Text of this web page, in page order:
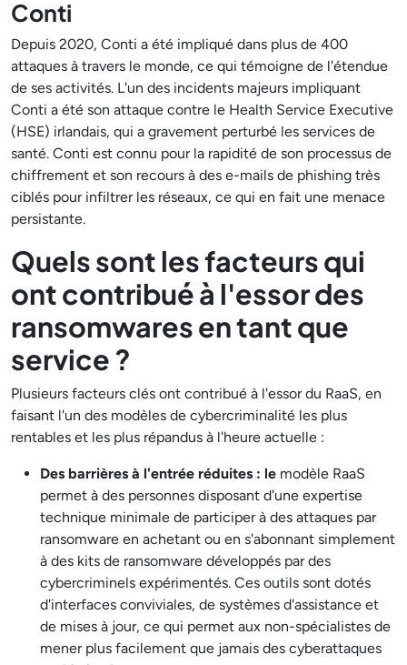
Conti
Depuis 2020, Conti a été impliqué dans plus de 400
attaques à travers le monde, ce qui témoigne de l'étendue
de ses activités. L'un des incidents majeurs impliquant
Conti a été son attaque contre le Health Service Executive
(HSE) irlandais, qui a gravement perturbé les services de
santé. Conti est connu pour la rapidité de son processus de
chiffrement et son recours à des e-mails de phishing très
ciblés pour infiltrer les réseaux, ce qui en fait une menace
persistante.
Quels sont les facteurs qui
ont contribué à l'essor des
ransomwares en tant que
service ?
Plusieurs facteurs clés ont contribué à l'essor du RaaS, en
faisant l'un des modèles de cybercriminalité les plus
rentables et les plus répandus à l'heure actuelle :
Des barrières à l'entrée réduites : le modèle RaaS
permet à des personnes disposant d'une expertise
technique minimale de participer à des attaques par
ransomware en achetant ou en s'abonnant simplement
à des kits de ransomware développés par des
cybercriminels expérimentés. Ces outils sont dotés
d'interfaces conviviales, de systèmes d'assistance et
de mises à jour, ce qui permet aux non-spécialistes de
mener plus facilement que jamais des cyberattaques